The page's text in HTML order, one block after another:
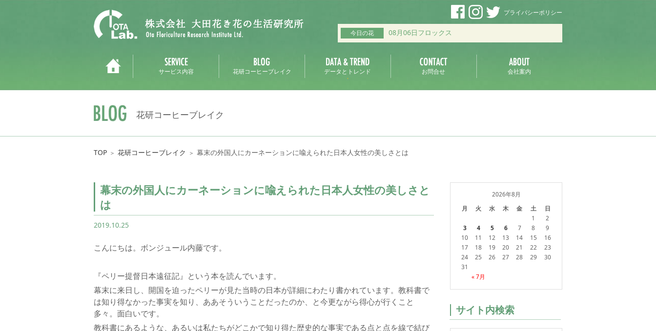
プライバシーポリシー
今日の花 08月06日フロックス
サービス内容 花研コーヒーブレイク データとトレンド お問合せ 会社案内
花研コーヒーブレイク
TOP ＞ 花研コーヒーブレイク ＞ 幕末の外国人にカーネーションに喩えられた日本人女性の美しさとは
幕末の外国人にカーネーションに喩えられた日本人女性の美しさと
は
2019.10.25
こんにちは。ボンジュール内藤です。
『ペリー提督日本遠征記』という本を読んでいます。
幕末に来日し、開国を迫ったペリーが見た当時の日本が詳細にわたり書かれています。教科書で
は知り得なかった事実を知り、ああそういうことだったのか、と今更ながら得心が行くこと
多々。面白いです。
教科書にあるような、あるいは私たちがどこかで知り得た歴史的な事実である点と点を線で結び
2026年8月
月
火 水 木 金 土 日
« 7月
1
2
3
4 5 6 7 8
9
10
11 12 13 14 15
16
17
18 19 20 21 22
23
24
25 26 27 28 29
30
31
サイト内検索